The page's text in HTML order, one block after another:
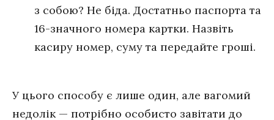
з собою? Не біда. Достатньо паспорта та
16-значного номера картки. Назвіть
касиру номер, суму та передайте гроші.
У цього способу є лише один, але вагомий
недолік — потрібно особисто завітати до